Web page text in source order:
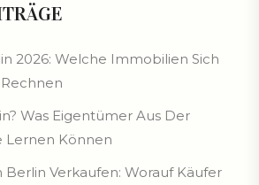
2026: Welche Immobilien Sich
Was Eigentümer Aus Der
Können
Verkaufen: Worauf Käufer